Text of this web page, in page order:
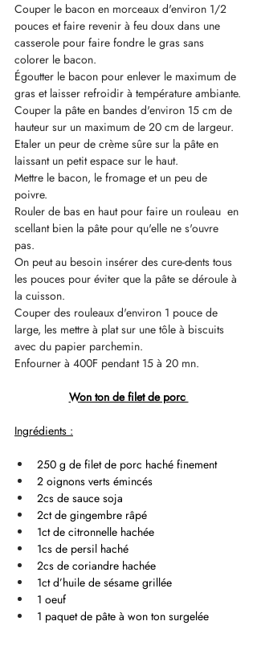
Couper le bacon en morceaux d'environ 1/2
pouces et faire revenir à feu doux dans une
casserole pour faire fondre le gras sans
colorer le bacon.
Égoutter le bacon pour enlever le maximum de
gras et laisser refroidir à température ambiante.
Couper la pâte en bandes d'environ 15 cm de
hauteur sur un maximum de 20 cm de largeur.
Etaler un peur de crème sûre sur la pâte en
laissant un petit espace sur le haut.
Mettre le bacon, le fromage et un peu de
poivre.
Rouler de bas en haut pour faire un rouleau  en
scellant bien la pâte pour qu'elle ne s'ouvre
pas.
On peut au besoin insérer des cure-dents tous
les pouces pour éviter que la pâte se déroule à
la cuisson.
Couper des rouleaux d'environ 1 pouce de
large, les mettre à plat sur une tôle à biscuits
avec du papier parchemin.
Enfourner à 400F pendant 15 à 20 mn.
Won ton de filet de porc
Ingrédients :
250 g de filet de porc haché finement
2 oignons verts émincés
2cs de sauce soja
2ct de gingembre râpé
1ct de citronnelle hachée
1cs de persil haché
2cs de coriandre hachée
1ct d’huile de sésame grillée
1 oeuf
1 paquet de pâte à won ton surgelée